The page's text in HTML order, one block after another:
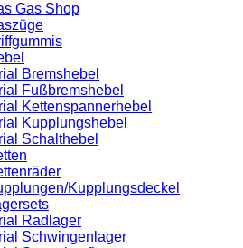
Gas Shop
Bremshebel
Fußbremshebel
Kettenspannerhebel
Kupplungshebel
Schalthebel
Kupplungsdeckel
Radlager
Schwingenlager